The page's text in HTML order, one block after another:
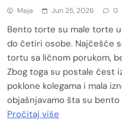
Maja Jun 25, 2026 0
Bento torte su male torte
do četiri osobe. Najčešće
tortu sa ličnom porukom,
Zbog toga su postale čest
poklone kolegama i mala
objašnjavamo šta su
Pročitaj više